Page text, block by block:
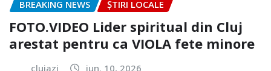
BREAKING NEWS ȘTIRI LOCALE
FOTO.VIDEO Lider spiritual din Cluj
arestat pentru ca VIOLA fete minore
clujazi iun. 10, 2026